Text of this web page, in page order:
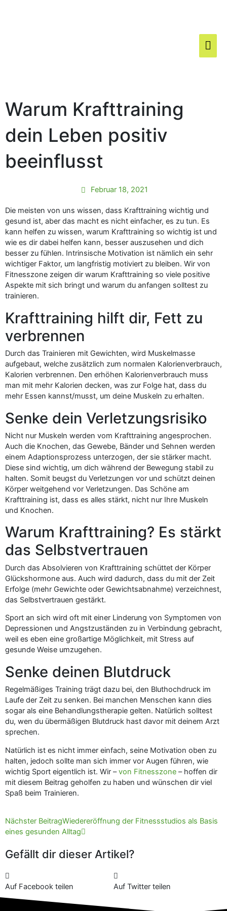
Warum Krafttraining
dein Leben positiv
beeinflusst
Februar 18, 2021
Die meisten von uns wissen, dass Krafttraining wichtig und
gesund ist, aber das macht es nicht einfacher, es zu tun. Es
kann helfen zu wissen, warum Krafttraining so wichtig ist und
wie es dir dabei helfen kann, besser auszusehen und dich
besser zu fühlen. Intrinsische Motivation ist nämlich ein sehr
wichtiger Faktor, um langfristig motiviert zu bleiben. Wir von
Fitnesszone zeigen dir warum Krafttraining so viele positive
Aspekte mit sich bringt und warum du anfangen solltest zu
trainieren.
Krafttraining hilft dir, Fett zu
verbrennen
Durch das Trainieren mit Gewichten, wird Muskelmasse
aufgebaut, welche zusätzlich zum normalen Kalorienverbrauch,
Kalorien verbrennen. Den erhöhen Kalorienverbrauch muss
man mit mehr Kalorien decken, was zur Folge hat, dass du
mehr Essen kannst/musst, um deine Muskeln zu erhalten.
Senke dein Verletzungsrisiko
Nicht nur Muskeln werden vom Krafttraining angesprochen.
Auch die Knochen, das Gewebe, Bänder und Sehnen werden
einem Adaptionsprozess unterzogen, der sie stärker macht.
Diese sind wichtig, um dich während der Bewegung stabil zu
halten. Somit beugst du Verletzungen vor und schützt deinen
Körper weitgehend vor Verletzungen. Das Schöne am
Krafttraining ist, dass es alles stärkt, nicht nur Ihre Muskeln
und Knochen.
Warum Krafttraining? Es stärkt
das Selbstvertrauen
Durch das Absolvieren von Krafttraining schüttet der Körper
Glückshormone aus. Auch wird dadurch, dass du mit der Zeit
Erfolge (mehr Gewichte oder Gewichtsabnahme) verzeichnest,
das Selbstvertrauen gestärkt.
Sport an sich wird oft mit einer Linderung von Symptomen von
Depressionen und Angstzuständen zu in Verbindung gebracht,
weil es eben eine großartige Möglichkeit, mit Stress auf
gesunde Weise umzugehen.
Senke deinen Blutdruck
Regelmäßiges Training trägt dazu bei, den Bluthochdruck im
Laufe der Zeit zu senken. Bei manchen Menschen kann dies
sogar als eine Behandlungstherapie gelten. Natürlich solltest
du, wen du übermäßigen Blutdruck hast davor mit deinem Arzt
sprechen.
Natürlich ist es nicht immer einfach, seine Motivation oben zu
halten, jedoch sollte man sich immer vor Augen führen, wie
wichtig Sport eigentlich ist. Wir –von Fitnesszone – hoffen dir
mit diesem Beitrag geholfen zu haben und wünschen dir viel
Spaß beim Trainieren.
Nächster BeitragWiedereröffnung der Fitnessstudios als Basis
eines gesunden Alltag
Nächster
Gefällt dir dieser Artikel?
Auf Facebook teilen Auf Twitter teilen